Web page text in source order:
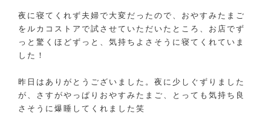
夜に寝てくれず夫婦で大変だったので、おやすみたまご
をルカコストアで試させていただいたところ、お店でず
っと驚くほどずっと、気持ちよさそうに寝てくれていま
した！
昨日はありがとうございました。夜に少しぐずりました
が、さすがやっぱりおやすみたまご、とっても気持ち良
さそうに爆睡してくれました笑